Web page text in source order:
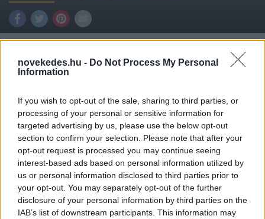
novekedes.hu - Do Not Process My Personal
Information
If you wish to opt-out of the sale, sharing to third parties, or
processing of your personal or sensitive information for
targeted advertising by us, please use the below opt-out
section to confirm your selection. Please note that after your
opt-out request is processed you may continue seeing
interest-based ads based on personal information utilized by
us or personal information disclosed to third parties prior to
your opt-out. You may separately opt-out of the further
disclosure of your personal information by third parties on the
IAB’s list of downstream participants. This information may
Magyarországon 2020-ban és 2021-ben?
Milyen tényezők segíthetik a gazdasági
kilábalást? Erről kérdeztük az OTP Bank, a
Raiffeisen Bank és a Századvég
Gazdaságkutató Intézet vezető elemzőit.